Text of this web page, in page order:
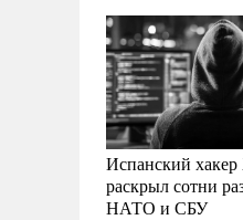
Испанский
раскрыл сотни
НАТО и СБУ